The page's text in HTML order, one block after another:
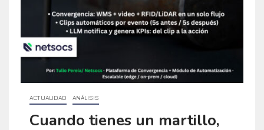
ACTUALIDAD ANÁLISIS
Cuando tienes un martillo,